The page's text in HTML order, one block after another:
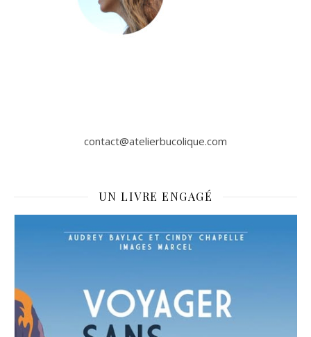
contact@atelierbucolique.com
UN LIVRE ENGAGÉ